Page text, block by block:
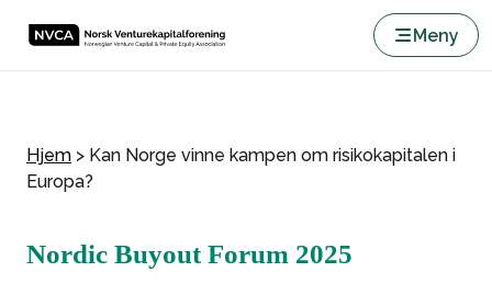
Meny
Hjem > Kan Norge vinne kampen om risikokapitalen i
Europa?